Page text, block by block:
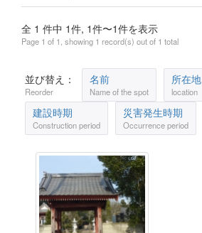
全 1 件中 1件, 1件〜1件を表示
Page 1 of 1, showing 1 record(s) out of 1 total
並び替え：
Reorder
名前
Name of the spot
所在地
location
建設時期
Construction period
災害発生時期
Occurrence period